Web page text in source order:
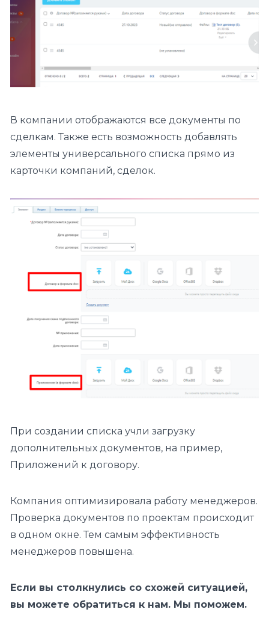
В компании отображаются все документы по
сделкам. Также есть возможность добавлять
элементы универсального списка прямо из
карточки компаний, сделок.
При создании списка учли загрузку
дополнительных документов, на пример,
Приложений к договору.
Компания оптимизировала работу менеджеров.
Проверка документов по проектам происходит
в одном окне. Тем самым эффективность
менеджеров повышена.
Если вы столкнулись со схожей ситуацией,
вы можете обратиться к нам. Мы поможем.